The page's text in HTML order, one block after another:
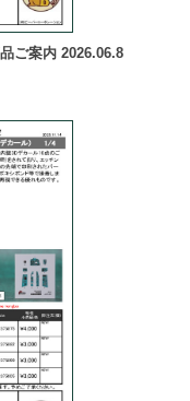
ご案内 2026.06.8